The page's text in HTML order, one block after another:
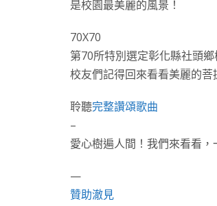
是校園最美麗的風景！
70X70
第70所特別選定彰化縣社頭
校友們記得回來看看美麗的
聆聽完整讚頌歌曲
–
愛心樹遍人間！我們來看看
—
贊助澈見